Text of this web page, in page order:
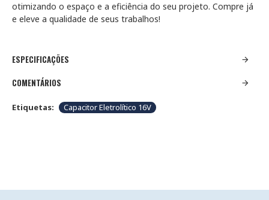
otimizando o espaço e a eficiência do seu projeto. Compre já
e eleve a qualidade de seus trabalhos!
ESPECIFICAÇÕES
COMENTÁRIOS
Etiquetas: Capacitor Eletrolítico 16V